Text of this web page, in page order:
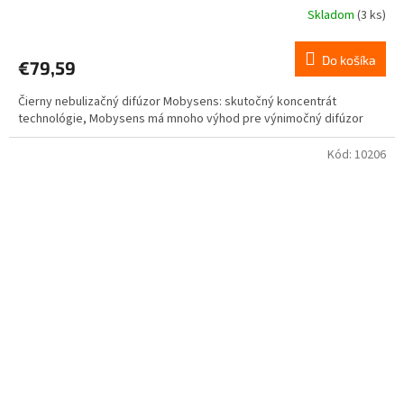
Skladom (3 ks)
€79,59 Do košíka
Čierny nebulizačný difúzor Mobysens: skutočný koncentrát
technológie, Mobysens má mnoho výhod pre výnimočný difúzor
Kód: 10206